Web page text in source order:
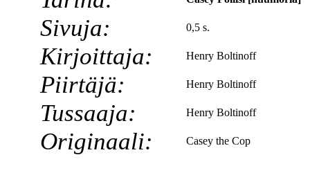
Sivuja: 0,5 s.
Kirjoittaja: Henry Boltinoff
Piirtäjä: Henry Boltinoff
Tussaaja: Henry Boltinoff
Originaali: Casey the Cop